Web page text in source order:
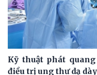
Kỹ thuật phát
điều trị ung thư dạ dày